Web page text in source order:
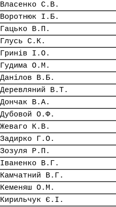
Власенко С.В.
Воротнюк І.Б.
Гацько В.П.
Глусь С.К.
Гринів І.О.
Гудима О.М.
Данілов В.Б.
Деревляний В.Т.
Дончак В.А.
Дубовой О.Ф.
Жеваго К.В.
Задирко Г.О.
Зозуля Р.П.
Іваненко В.Г.
Камчатний В.Г.
Кеменяш О.М.
Кирильчук Є.І.